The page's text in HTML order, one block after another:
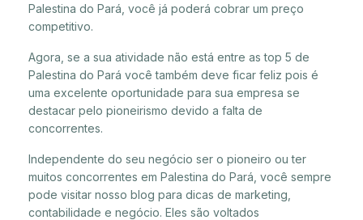
Palestina do Pará, você já poderá cobrar um preço
competitivo.
Agora, se a sua atividade não está entre as top 5 de
Palestina do Pará você também deve ficar feliz pois é
uma excelente oportunidade para sua empresa se
destacar pelo pioneirismo devido a falta de
concorrentes.
Independente do seu negócio ser o pioneiro ou ter
muitos concorrentes em Palestina do Pará, você sempre
pode visitar nosso blog para dicas de marketing,
contabilidade e negócio. Eles são voltados